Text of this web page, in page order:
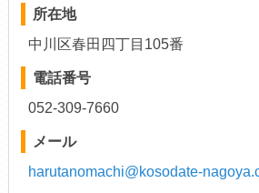
所在地
中川区春田四丁目105番
電話番号
052-309-7660
メール
harutanomachi@kosodate-